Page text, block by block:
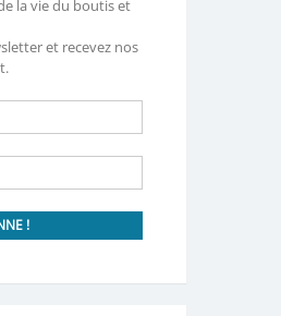
la vie du boutis et
et recevez nos